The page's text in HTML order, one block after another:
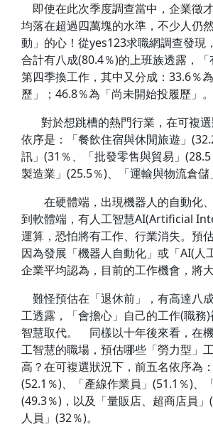
即使在此次季度調查當中，企業徵
均落在超過四萬塊的水準，不少人仍
動」的心！從yes123求職網調查發現
合計有八成(80.4％)的上班族透露，
第四季換工作，其中又分成：33.6％
歷」；46.8％為「尚未開始投履歷」。
對於想跳槽的熱門行業，在可複選
依序是：「餐飲住宿與休閒旅遊」
訊」(31％、「批發零售與貿易」
製造業」(25.5％)、「運輸與物流倉儲
在硬體端，出現機器人的自動化
到軟體端，有人工智慧AI(Artificial
運算，恐怕將有工作、行業消失。預
因為發展「機器人自動化」或「AI(人
企業平均認為，目前的工作機會，將大
難怪預估在「退休前」，有高達八
工透露，「會擔心」自己的工作(職務
智慧取代。 同樣以十年後來看，在
工智慧的職場，預估哪些「勞力型」
高？在可複選狀況下，前五名依序為
(52.1％)、「產線作業員」(51.1％)、
(49.3％)，以及「量販店、超商店員
人員」(32％)。